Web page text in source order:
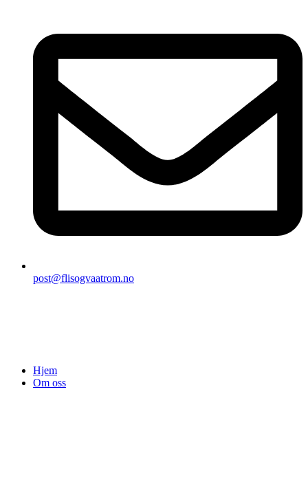
post@flisogvaatrom.no
Hjem
Om oss